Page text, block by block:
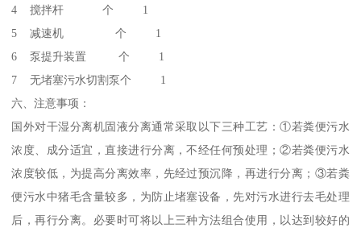
4 搅拌杆 个 1
5 减速机 个 1
6 泵提升装置 个 1
7 无堵塞污水切割泵个 1
六、注意事项：
国外对干湿分离机固液分离通常采取以下三种工艺：①若粪便污水
浓度、成分适宜，直接进行分离，不经任何预处理；②若粪便污水
浓度较低，为提高分离效率，先经过预沉降，再进行分离；③若粪
便污水中猪毛含量较多，为防止堵塞设备，先对污水进行去毛处理
后，再行分离。必要时可将以上三种方法组合使用，以达到较好的